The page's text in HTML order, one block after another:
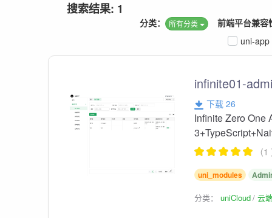
搜索结果: 1
前端平台兼容
分类： 所有分类
uni-app
infinite01-
下载 26
Infinite Zero One
（
uni_modules
分类：uniCloud 云